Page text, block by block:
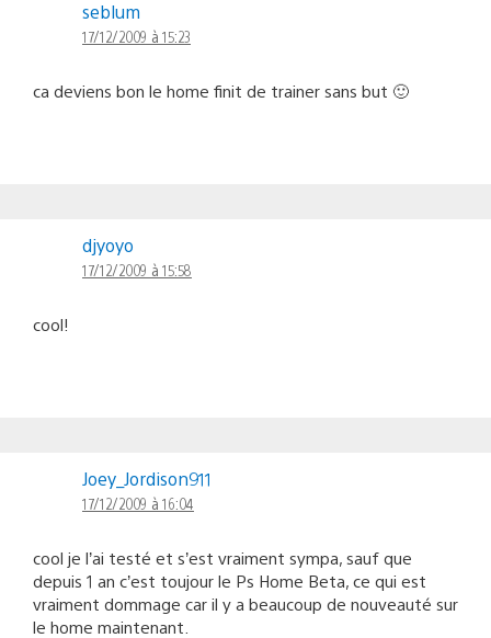
seblum
17/12/2009 à 15:23
ca deviens bon le home finit de trainer sans but 🙂
djyoyo
17/12/2009 à 15:58
cool!
Joey_Jordison911
17/12/2009 à 16:04
cool je l’ai testé et s’est vraiment sympa, sauf que
depuis 1 an c’est toujour le Ps Home Beta, ce qui est
vraiment dommage car il y a beaucoup de nouveauté sur
le home maintenant.